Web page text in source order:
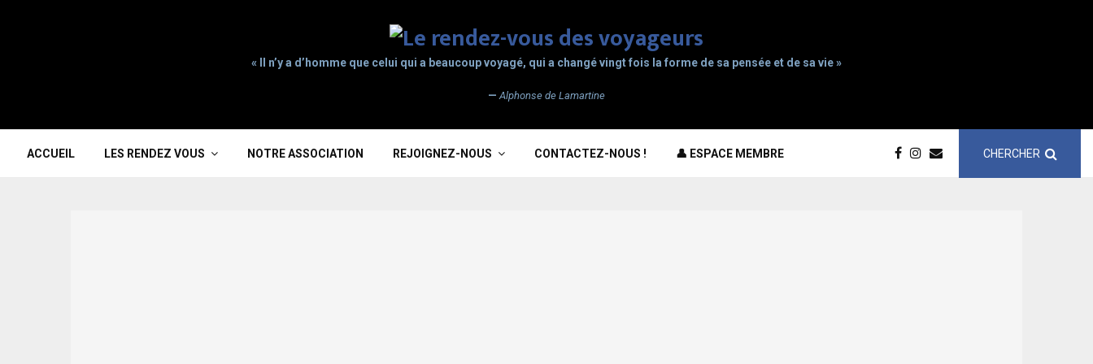
« Il n’y a d’homme que celui qui a beaucoup voyagé, qui a changé vingt fois la forme de sa pensée et de sa vie »
— Alphonse de Lamartine
ACCUEIL LES RENDEZ VOUS NOTRE ASSOCIATION REJOIGNEZ-NOUS CONTACTEZ-NOUS ! 👤 ESPACE MEMBRE CHERCHER